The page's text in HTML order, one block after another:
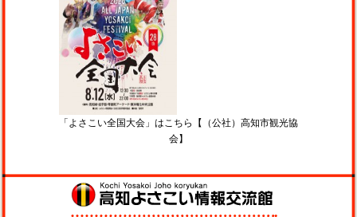
「よさこい全国大会」はこちら【（公社）高知市観光協
会】